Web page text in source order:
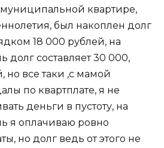
квартире,
был накоплен долг
18 000 рублей, на
составляет 30 000,
но все таки ,с мамой
по квартплате, я не
деньги в пустоту, на
я оплачиваю ровно
но долг ведь от этого не